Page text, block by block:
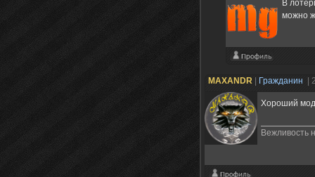
В
можно
MAXANDR Гражданин |
Хороший
Вежливость